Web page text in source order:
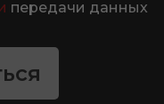
передачи данных